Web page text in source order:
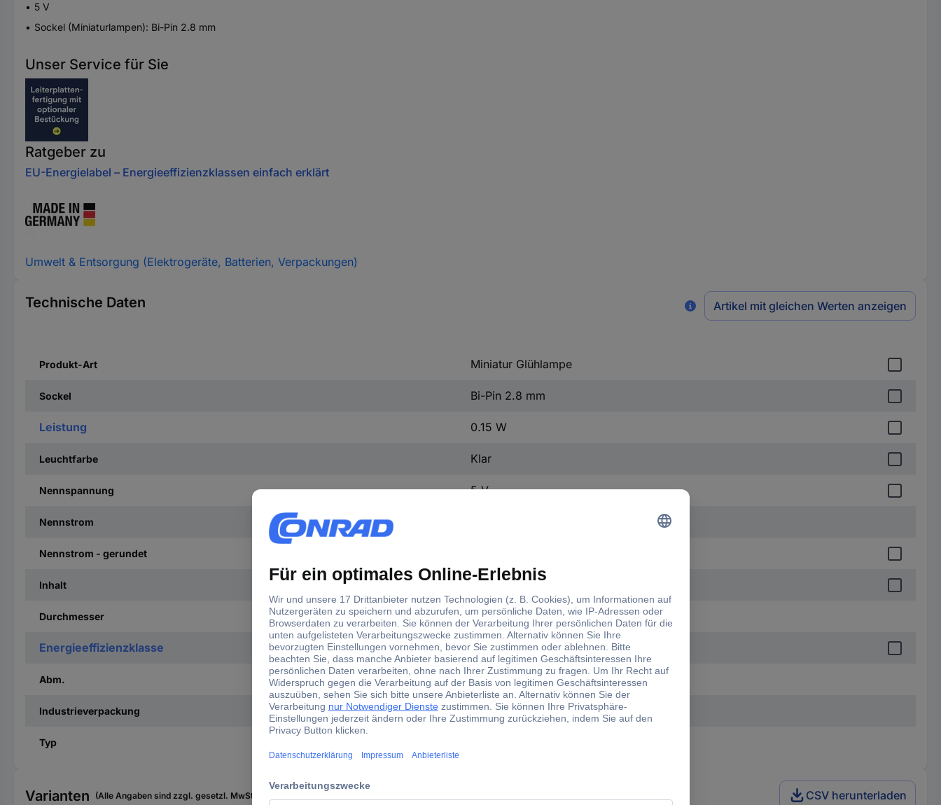
5 V
Sockel (Miniaturlampen): Bi-Pin 2.8 mm
Unser Service für Sie
Ratgeber zu
EU-Energielabel – Energieeffizienzklassen einfach erklärt
Umwelt & Entsorgung (Elektrogeräte, Batterien, Verpackungen)
Technische Daten Artikel mit gleichen Werten anzeigen
Produkt-Art Miniatur Glühlampe
Sockel Bi-Pin 2.8 mm
Leistung 0.15 W
Leuchtfarbe Klar
Nennspannung 5 V
Nennstrom
Nennstrom - gerundet
Inhalt 1 St.
Durchmesser 4 mm
Energieeffizienzklasse n.rel
Abm. (Ø) 4 mm
Industrieverpackung Nein
Typ
Varianten (Alle Angaben sind zzgl. gesetzl. MwSt., zzgl. Versand) CSV herunterladen